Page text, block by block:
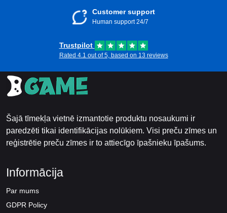
Customer support
Human support 24/7
Trustpilot
Rated 4.1 out of 5, based on 13 reviews
Šajā tīmekļa vietnē izmantotie produktu nosaukumi ir
paredzēti tikai identifikācijas nolūkiem. Visi preču zīmes un
reģistrētie preču zīmes ir to attiecīgo īpašnieku īpašums.
Informācija
Par mums
GDPR Policy